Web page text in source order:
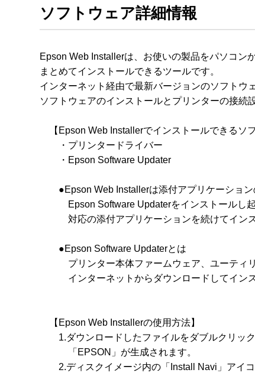
ソフトウェア詳細情報
Epson Web Installerは、お使いの製品をパソコン
まとめてインストールできるツールです。
インターネット経由で最新バージョンのソフトウ
ソフトウェアのインストールとプリンターの接続
【Epson Web Installerでインストールできるソフ
・プリンタードライバー
・Epson Software Updater
●Epson Web Installerは添付アプリケーション
Epson Software Updaterをインストールし起
対応の添付アプリケーションを続けてインス
●Epson Software Updaterとは
プリンター本体ファームウェア、ユーティリ
インターネットからダウンロードしてインス
【Epson Web Installerの使用方法】
1.ダウンロードしたファイルをダブルクリック
「EPSON」が生成されます。
2.ディスクイメージ内の「Install Navi」アイコ